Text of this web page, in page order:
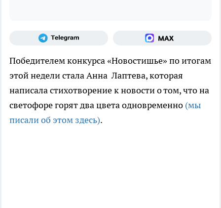
Победителем конкурса «Новостишье» по итогам
этой недели стала Анна Лаптева, которая
написала стихотворение к новости о том, что на
светофоре горят два цвета одновременно (мы
писали об этом здесь).